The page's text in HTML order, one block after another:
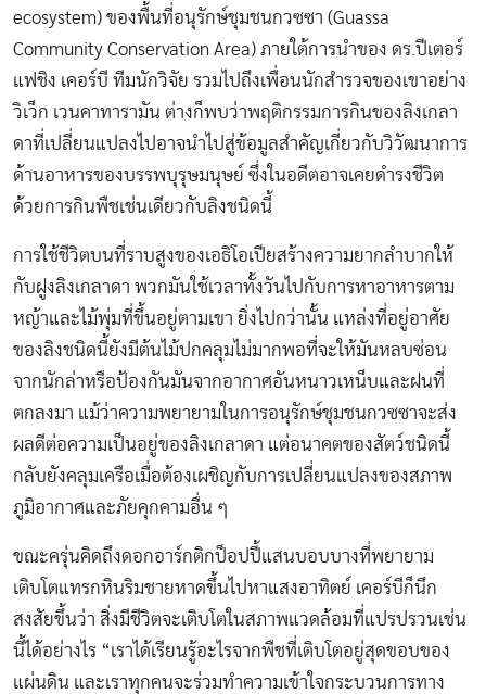
ecosystem) ของพื้นที่อนุรักษ์ชุมชนกวซซา (Guassa
Community Conservation Area) ภายใต้การนำของ ดร.ปีเตอร์
แฟชิง เคอร์บี ทีมนักวิจัย รวมไปถึงเพื่อนนักสำรวจของเขาอย่าง
วิเว็ก เวนคาทารามัน ต่างก็พบว่าพฤติกรรมการกินของลิงเกลา
ดาที่เปลี่ยนแปลงไปอาจนำไปสู่ข้อมูลสำคัญเกี่ยวกับวิวัฒนาการ
ด้านอาหารของบรรพบุรุษมนุษย์ ซึ่งในอดีตอาจเคยดำรงชีวิต
ด้วยการกินพืชเช่นเดียวกับลิงชนิดนี้
การใช้ชีวิตบนที่ราบสูงของเอธิโอเปียสร้างความยากลำบากให้
กับฝูงลิงเกลาดา พวกมันใช้เวลาทั้งวันไปกับการหาอาหารตาม
หญ้าและไม้พุ่มที่ขึ้นอยู่ตามเขา ยิ่งไปกว่านั้น แหล่งที่อยู่อาศัย
ของลิงชนิดนี้ยังมีต้นไม้ปกคลุมไม่มากพอที่จะให้มันหลบซ่อน
จากนักล่าหรือป้องกันมันจากอากาศอันหนาวเหน็บและฝนที่
ตกลงมา แม้ว่าความพยายามในการอนุรักษ์ชุมชนกวซซาจะส่ง
ผลดีต่อความเป็นอยู่ของลิงเกลาดา แต่อนาคตของสัตว์ชนิดนี้
กลับยังคลุมเครือเมื่อต้องเผชิญกับการเปลี่ยนแปลงของสภาพ
ภูมิอากาศและภัยคุกคามอื่น ๆ
ขณะครุ่นคิดถึงดอกอาร์กติกป็อปปี้แสนบอบบางที่พยายาม
เติบโตแทรกหินริมชายหาดขึ้นไปหาแสงอาทิตย์ เคอร์บีก็นึก
สงสัยขึ้นว่า สิ่งมีชีวิตจะเติบโตในสภาพแวดล้อมที่แปรปรวนเช่น
นี้ได้อย่างไร “เราได้เรียนรู้อะไรจากพืชที่เติบโตอยู่สุดขอบของ
แผ่นดิน และเราทุกคนจะร่วมทำความเข้าใจกระบวนการทาง